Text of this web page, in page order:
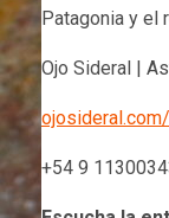
Patagonia y el
Ojo Sideral |
+54 9